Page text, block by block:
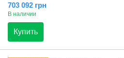
703 092 грн
В наличии
Купить